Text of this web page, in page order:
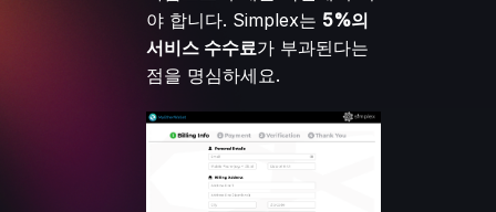
야 합니다. Simplex는 5%의
서비스 수수료가 부과된다는
점을 명심하세요.